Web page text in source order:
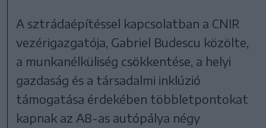
A sztrádaépítéssel kapcsolatban a CNIR
vezérigazgatója, Gabriel Budescu közölte,
a munkanélküliség csökkentése, a helyi
gazdaság és a társadalmi inklúzió
támogatása érdekében többletpontokat
kapnak az A8-as autópálya négy